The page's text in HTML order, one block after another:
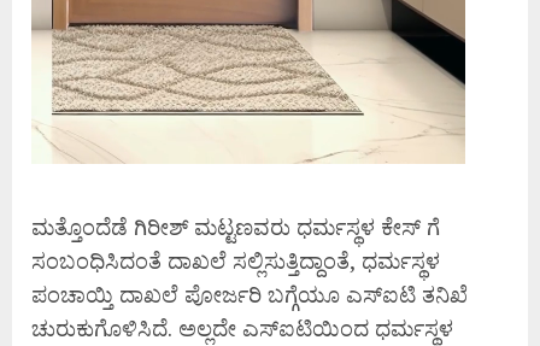
ಮತ್ತೊಂದೆಡೆ ಗಿರೀಶ್ ಮಟ್ಟಣವರು ಧರ್ಮಸ್ಥಳ ಕೇಸ್ ಗೆ
ಸಂಬಂಧಿಸಿದಂತೆ ದಾಖಲೆ ಸಲ್ಲಿಸುತ್ತಿದ್ದಾಂತೆ, ಧರ್ಮಸ್ಥಳ
ಪಂಚಾಯ್ತಿ ದಾಖಲೆ ಪೋರ್ಜರಿ ಬಗ್ಗೆಯೂ ಎಸ್ಐಟಿ ತನಿಖೆ
ಚುರುಕುಗೊಳಿಸಿದೆ. ಅಲ್ಲದೇ ಎಸ್ಐಟಿಯಿಂದ ಧರ್ಮಸ್ಥಳ